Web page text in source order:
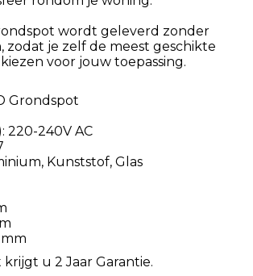
wordt geleverd zonder
zodat je zelf de meest geschikte
voor jouw toepassing.
Grondspot
220-240V AC
Kunststof, Glas
u 2 Jaar Garantie.